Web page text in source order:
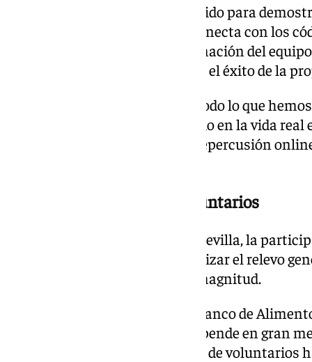
La experiencia también ha servido para
comunicación social cuando conecta con los
estudiantes destacan la coordinación del
elementos fundamentales para el éxito de la
«Estamos súper orgullosas de todo lo que
muy bien y ahora ver el resultado en la vida
que los vídeos están teniendo repercusión
El reto de atraer nuevos voluntarios
Para el Banco de Alimentos de Sevilla, la
fundamental tanto para garantizar el relevo
operativas campañas de gran magnitud.
El presidente de la Fundación Banco de
subraya que la organización depende en gran
cuenta con más de un centenar de voluntarios